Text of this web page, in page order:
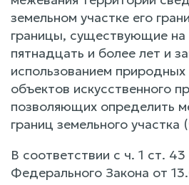
земельном участке его
границы, существующие на
пятнадцать и более лет и
использованием природных
объектов искусственного
позволяющих определить
границ земельного участка
В соответствии с ч. 1 ст.
Федерального Закона от